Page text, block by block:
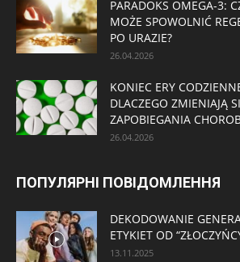
PARADOKS OMEGA-3:
MOŻE SPOWOLNIĆ
PO URAZIE?
26.04.2026
KONIEC ERY
DLACZEGO ZMIENIAJĄ
ZAPOBIEGANIA
26.04.2026
ПОПУЛЯРНІ ПОВІДОМЛЕННЯ
DEKODOWANIE
ETYKIET OD
13.11.2025